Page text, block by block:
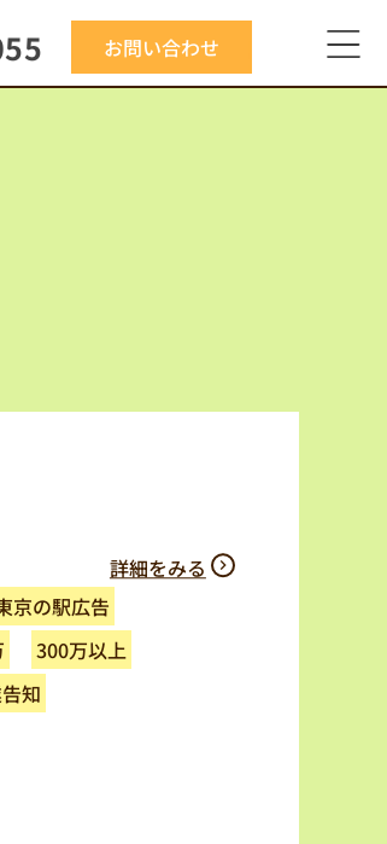
お問い合わせ
詳細をみる
京の駅広告
300万以上
知